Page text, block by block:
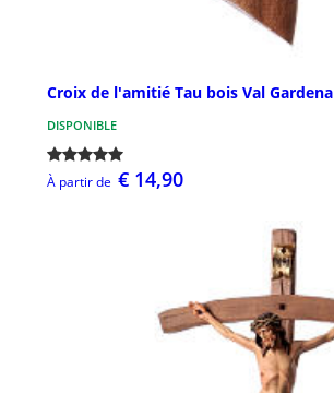
Croix de l'amitié Tau bois Val Gardena
DISPONIBLE
À partir de € 14,90